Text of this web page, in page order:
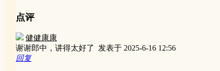
点评
健健康康
谢谢郎中，讲得太好了 发表于 2025-6-16 12:56
回复